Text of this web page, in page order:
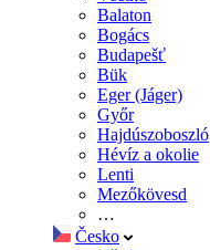
Balaton
Bogács
Budapešť
Bük
Eger (Jáger)
Győr
Hajdúszoboszló
Hévíz a okolie
Lenti
Mezőkövesd
…
Česko